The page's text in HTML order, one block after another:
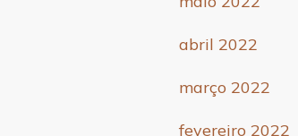
abril 2022
março 2022
fevereiro 2022